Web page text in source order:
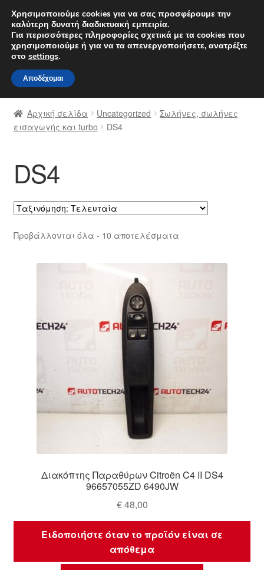
ΑΠΟΣΤΟΛΗ από 7 EUR
Δευτέρα-Παρ. 9 π.μ. - 4 μ.μ.
Απευθείας
μετάβαση
στην
πλοήγηση
Μετάβαση
σε
περιεχόμενο
Αρχική
Διαδικασία Παραπόνων
Καροτσάκι
Μεταφορά
Παράπονα
Πολιτική Απορρήτου
Αρχική σελίδα Uncategorized
Σωλήνες, σωλήνες
εισαγωγής και turbo
DS4
DS4
Προβάλλονται όλα - 10 αποτελέσματαSorted
latest
Διακόπτης Παραθύρων Citroën C4 II DS4
96657055ZD 6490JW
€48,00
Ειδοποιήστε όταν το προϊόν είναι σε
απόθεμα
Χρησιμοποιούμε cookies για να σας προσφέρουμε την
καλύτερη δυνατή διαδικτυακή εμπειρία.
Για περισσότερες πληροφορίες σχετικά με τα cookies που
χρησιμοποιούμε ή για να τα απενεργοποιήσετε, ανατρέξτε
στο settings.
Αποδέχομαι